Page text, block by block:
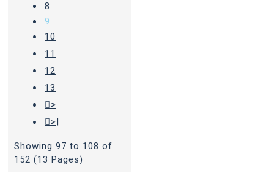
8
9
10
11
12
13
>
>|
Showing 97 to 108 of
152 (13 Pages)